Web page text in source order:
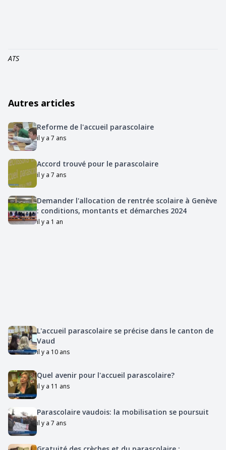
ATS
Autres articles
Reforme de l'accueil parascolaire
il y a 7 ans
Accord trouvé pour le parascolaire
il y a 7 ans
Demander l'allocation de rentrée scolaire à Genève
: conditions, montants et démarches 2024
il y a 1 an
L'accueil parascolaire se précise dans le canton de
Vaud
il y a 10 ans
Quel avenir pour l'accueil parascolaire?
il y a 11 ans
Parascolaire vaudois: la mobilisation se poursuit
il y a 7 ans